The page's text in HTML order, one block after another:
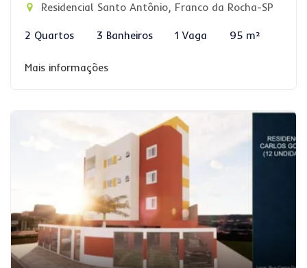
Residencial Santo Antônio, Franco da Rocha-SP
2 Quartos 3 Banheiros 1 Vaga 95 m²
Mais informações